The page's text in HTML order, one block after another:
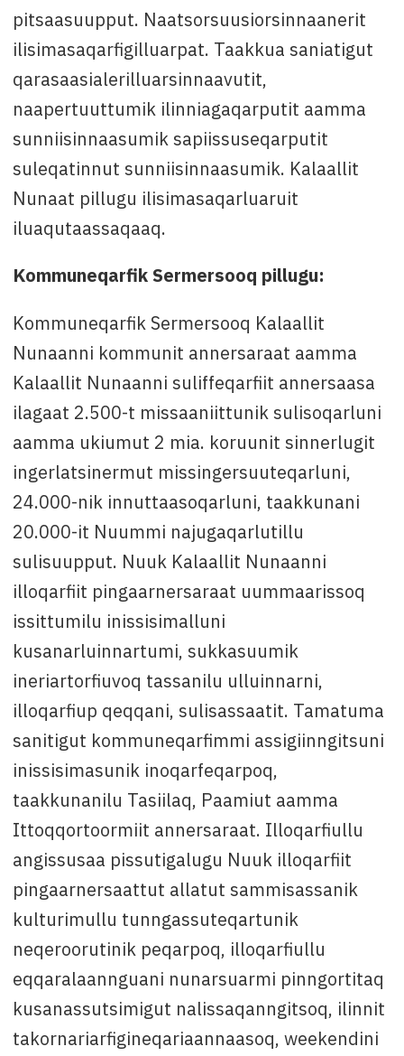
pitsaasuupput. Naatsorsuusiorsinnaanerit
ilisimasaqarfigilluarpat. Taakkua saniatigut
qarasaasialerilluarsinnaavutit,
naapertuuttumik ilinniagaqarputit aamma
sunniisinnaasumik sapiissuseqarputit
suleqatinnut sunniisinnaasumik. Kalaallit
Nunaat pillugu ilisimasaqarluaruit
iluaqutaassaqaaq.
Kommuneqarfik Sermersooq pillugu:
Kommuneqarfik Sermersooq Kalaallit
Nunaanni kommunit annersaraat aamma
Kalaallit Nunaanni suliffeqarfiit annersaasa
ilagaat 2.500-t missaaniittunik sulisoqarluni
aamma ukiumut 2 mia. koruunit sinnerlugit
ingerlatsinermut missingersuuteqarluni,
24.000-nik innuttaasoqarluni, taakkunani
20.000-it Nuummi najugaqarlutillu
sulisuupput. Nuuk Kalaallit Nunaanni
illoqarfiit pingaarnersaraat uummaarissoq
issittumilu inissisimalluni
kusanarluinnartumi, sukkasuumik
ineriartorfiuvoq tassanilu ulluinnarni,
illoqarfiup qeqqani, sulisassaatit. Tamatuma
sanitigut kommuneqarfimmi assigiinngitsuni
inissisimasunik inoqarfeqarpoq,
taakkunanilu Tasiilaq, Paamiut aamma
Ittoqqortoormiit annersaraat. Illoqarfiullu
angissusaa pissutigalugu Nuuk illoqarfiit
pingaarnersaattut allatut sammisassanik
kulturimullu tunngassuteqartunik
neqeroorutinik peqarpoq, illoqarfiullu
eqqaralaannguani nunarsuarmi pinngortitaq
kusanassutsimigut nalissaqanngitsoq, ilinnit
takornariarfigineqariaannaasoq, weekendini